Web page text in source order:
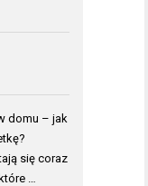
domu – jak
się coraz
…